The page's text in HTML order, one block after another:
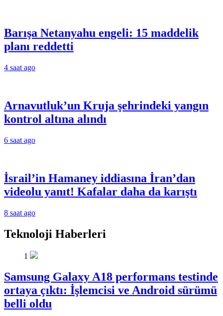
Barışa Netanyahu engeli: 15 maddelik
planı reddetti
4 saat ago
Arnavutluk’un Kruja şehrindeki yangın
kontrol altına alındı
6 saat ago
İsrail’in Hamaney iddiasına İran’dan
videolu yanıt! Kafalar daha da karıştı
8 saat ago
Teknoloji Haberleri
1
Samsung Galaxy A18 performans testinde
ortaya çıktı: İşlemcisi ve Android sürümü
belli oldu